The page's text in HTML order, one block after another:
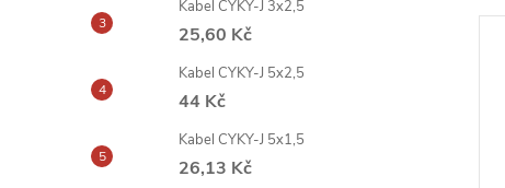
Kabel CYKY-J 3x2,5
25,60 Kč
Kabel CYKY-J 5x2,5
44 Kč
Kabel CYKY-J 5x1,5
26,13 Kč